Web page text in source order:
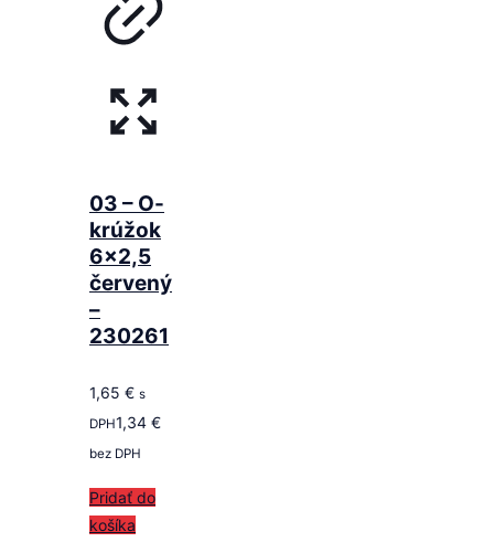
03 – O-
krúžok
6×2,5
červený
–
230261
1,65 € s
DPH1,34 €
bez DPH
Pridať do
košíka